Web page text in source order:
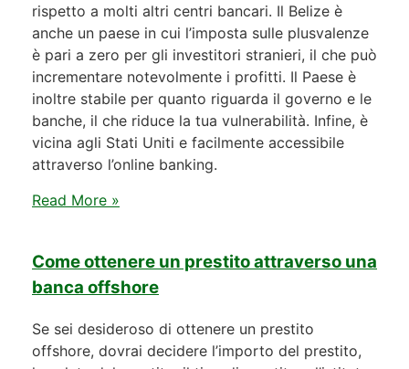
rispetto a molti altri centri bancari. Il Belize è
anche un paese in cui l’imposta sulle plusvalenze
è pari a zero per gli investitori stranieri, il che può
incrementare notevolmente i profitti. Il Paese è
inoltre stabile per quanto riguarda il governo e le
banche, il che riduce la tua vulnerabilità. Infine, è
vicina agli Stati Uniti e facilmente accessibile
attraverso l’online banking.
Read More »
Come ottenere un prestito attraverso una
banca offshore
Se sei desideroso di ottenere un prestito
offshore, dovrai decidere l’importo del prestito,